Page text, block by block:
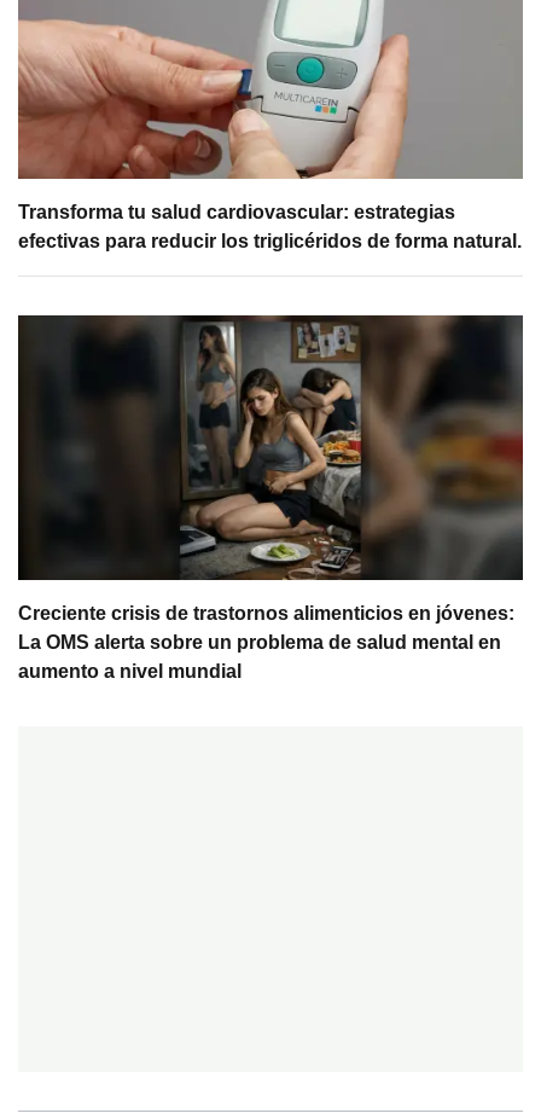
Transforma tu salud cardiovascular: estrategias
efectivas para reducir los triglicéridos de forma natural.
Creciente crisis de trastornos alimenticios en jóvenes:
La OMS alerta sobre un problema de salud mental en
aumento a nivel mundial